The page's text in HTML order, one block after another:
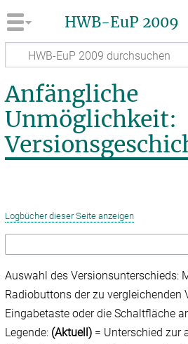
HWB-EuP 2009
Anfängliche
Unmöglichkeit:
Logbücher dieser Seite anzeigen
Auswahl des Versionsunterschieds:
Radiobuttons der zu vergleichenden
Eingabetaste oder die Schaltfläche
Legende: (Aktuell) = Unterschied zur